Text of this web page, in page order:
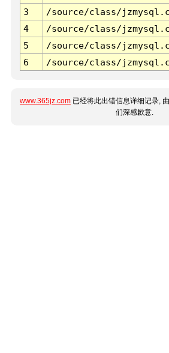
3 /source/class/
4
/source/class/
5
/source/class/
6
/source/class/
www.365jz.com 已经将此出错信息详细记录,
们深感歉意.